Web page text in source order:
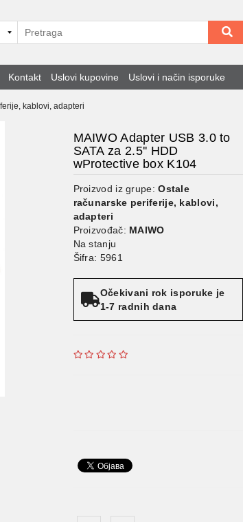
Kontakt Uslovi kupovine Uslovi i način isporuke
kablovi, adapteri
MAIWO Adapter USB 3.0 to
SATA za 2.5'' HDD
wProtective box K104
Proizvod iz grupe:Ostale
računarske periferije, kablovi,
adapteri
Proizvođač: MAIWO
Na stanju
Šifra: 5961
Očekivani rok isporuke je
1-7 radnih dana